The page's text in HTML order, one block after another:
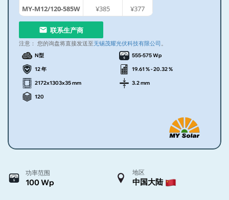
MY-M12/120-585W
¥385 ¥377
联系生产商
注意： 您的询盘将直接发送至无锡茂耀光伏科技有限公司 。
N型 555-575 Wp
12 年 19.61 % - 20.32 %
2172x1303x35 mm 3.2 mm
120
功率范围
100 Wp
地区
中国大陆